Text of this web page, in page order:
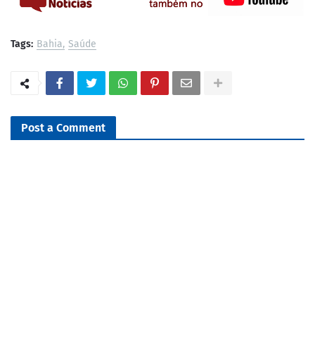
Tags: Bahia Saúde
Post a Comment